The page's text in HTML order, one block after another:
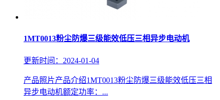
1MT0013粉尘防爆三级能效低压三相异步电动机
更新时间：2024-01-04
产品照片产品介绍1MT0013粉尘防爆三级能效低压三相
异步电动机额定功率：...